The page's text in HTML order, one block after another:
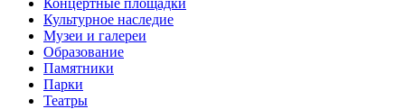
Концертные площадки
Культурное наследие
Музеи и галереи
Образование
Памятники
Парки
Театры